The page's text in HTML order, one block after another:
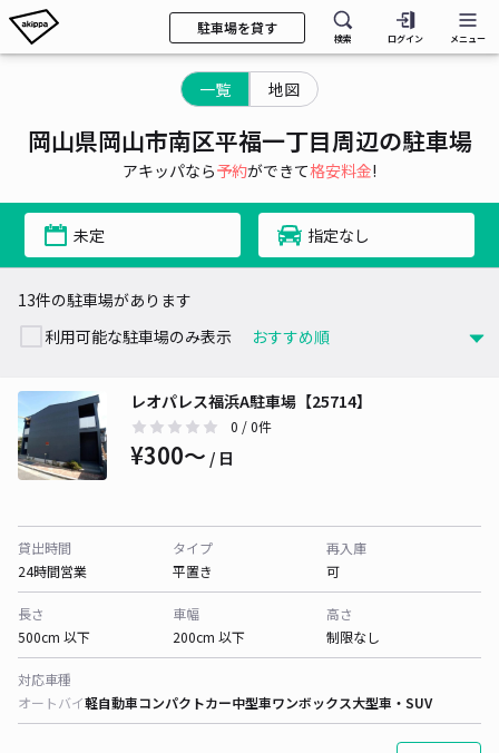
駐車場を貸す
検索 ログイン メニュー
一覧 地図
岡山県岡山市南区平福一丁目周辺の駐車場
アキッパなら予約ができて格安料金!
未定 指定なし
13件の駐車場があります
利用可能な駐車場のみ表示
レオパレス福浜A駐車場【25714】
0 / 0件
¥300〜 / 日
貸出時間
24時間営業
タイプ
平置き
再入庫
可
長さ
500cm 以下
車幅
200cm 以下
高さ
制限なし
対応車種
オートバイ軽自動車コンパクトカー中型車ワンボックス大型車・SUV